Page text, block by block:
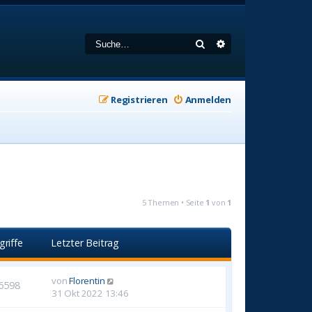
Suche
Anmelden
Registrieren
5 Themen • Seite 1 von 1
Letzter Beitrag
vonFlorentin
31 Okt 2022 13:46